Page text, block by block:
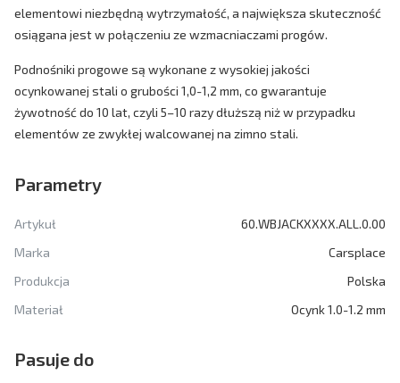
elementowi niezbędną wytrzymałość, a największa skuteczność
osiągana jest w połączeniu ze wzmacniaczami progów.
Podnośniki progowe są wykonane z wysokiej jakości
ocynkowanej stali o grubości 1,0-1,2 mm, co gwarantuje
żywotność do 10 lat, czyli 5–10 razy dłuższą niż w przypadku
elementów ze zwykłej walcowanej na zimno stali.
Parametry
Artykuł
60.WBJACKXXXX.ALL.0.00
Marka
Carsplace
Produkcja
Polska
Materiał
Ocynk 1.0-1.2 mm
Pasuje do